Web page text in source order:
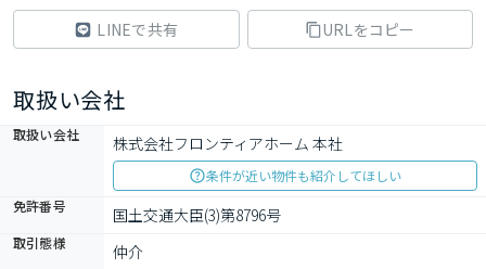
LINEで共有
URLをコピー
取扱い会社
取扱い会社 株式会社フロンティアホーム 本社
条件が近い物件も紹介してほしい
免許番号
国土交通大臣(3)第8796号
取引態様 仲介